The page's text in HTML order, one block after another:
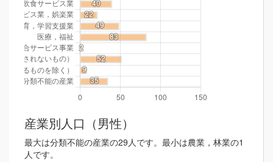
産業別人口（男性）
最大は分類不能の産業の29人です。最小は農業，林業の1
人です。